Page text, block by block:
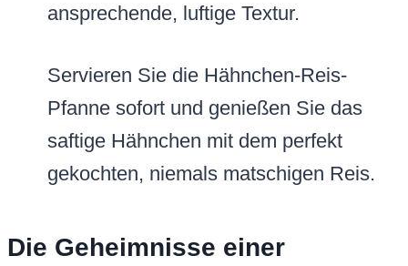
ansprechende, luftige Textur.
Servieren Sie die Hähnchen-Reis-
Pfanne sofort und genießen Sie das
saftige Hähnchen mit dem perfekt
gekochten, niemals matschigen Reis.
Die Geheimnisse einer